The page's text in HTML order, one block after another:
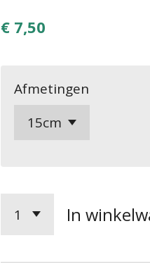
€ 7,50
Afmetingen
In